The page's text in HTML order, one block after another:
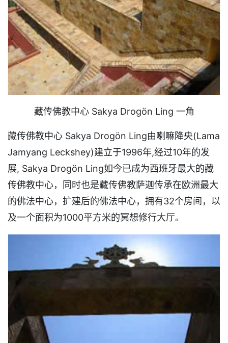
藏传佛教中心 Sakya Drogön Ling 一角
藏传佛教中心 Sakya Drogön Ling由喇嘛降央(Lama
Jamyang Leckshey)建立于1996年,经过10年的发
展, Sakya Drogön Ling如今已成为西班牙最大的藏
传佛教中心，同时也是藏传佛教萨迦传承在欧洲最大
的佛法中心，扩建后的佛法中心，拥有32个房间，以
及一个面积为1000平方米的冥想修行大厅。